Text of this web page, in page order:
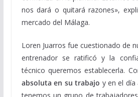
nos dará o quitará razones»,
mercado del Málaga.
Loren Juarros fue cuestionado de
entrenador se ratificó y la
técnico queremos establecerla.
absoluta en su trabajo y en el día